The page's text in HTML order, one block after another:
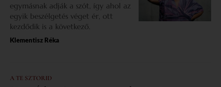
egymásnak adják a szót, így ahol az
egyik beszélgetés véget ér, ott
kezdődik is a következő.
Klementisz Réka
A TE SZTORID